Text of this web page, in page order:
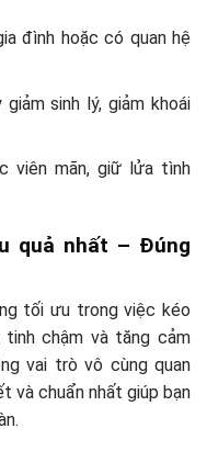
đình hoặc có quan hệ
sinh lý, giảm khoái
viên mãn, giữ lửa tình
quả nhất – Đúng
tối ưu trong việc kéo
chậm và tăng cảm
vai trò vô cùng quan
và chuẩn nhất giúp bạn